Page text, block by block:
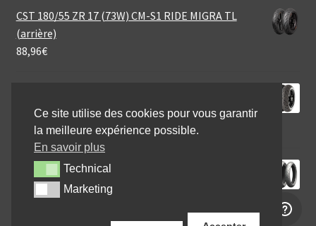
CST 180/55 ZR 17 (73W) CM-S1 RIDE MIGRA TL
(arrière)
88,96€
(arrière)
198,95€
Michelin Power RS+ 190/50 ZR 17 (73W) TL (arrière)
127,04€
Ce site utilise des cookies pour vous garantir
la meilleure expérience possible.
En savoir plus
TechnicalTechnical
MarketingMarketing